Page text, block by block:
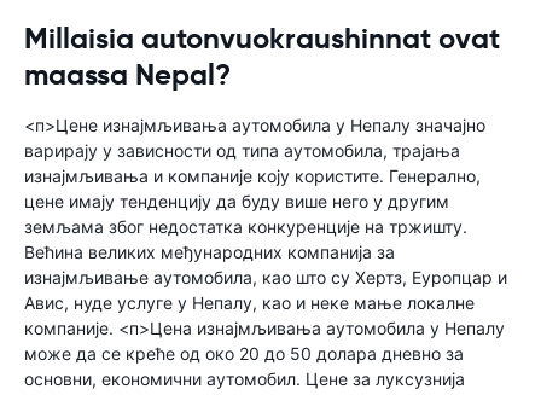
Millaisia autonvuokraushinnat ovat
maassa Nepal?
<п>Цене изнајмљивања аутомобила у Непалу значајно
варирају у зависности од типа аутомобила, трајања
изнајмљивања и компаније коју користите. Генерално,
цене имају тенденцију да буду више него у другим
земљама због недостатка конкуренције на тржишту.
Већина великих међународних компанија за
изнајмљивање аутомобила, као што су Хертз, Еуропцар и
Авис, нуде услуге у Непалу, као и неке мање локалне
компаније. <п>Цена изнајмљивања аутомобила у Непалу
може да се креће од око 20 до 50 долара дневно за
основни, економични аутомобил. Цене за луксузнија